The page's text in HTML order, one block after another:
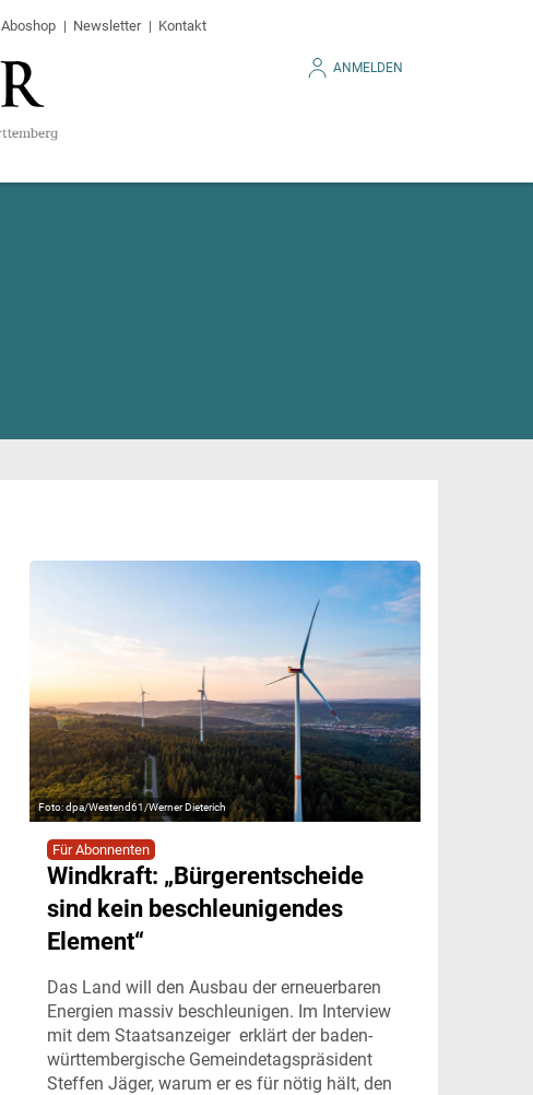
Aboshop Newsletter Kontakt
ANMELDEN
dpa/Westend61/Werner Dieterich
Für Abonnenten
Windkraft: „Bürgerentscheide
sind kein beschleunigendes
Element“
Das Land will den Ausbau der erneuerbaren
Energien massiv beschleunigen. Im Interview
mit dem Staatsanzeiger erklärt der baden-
württembergische Gemeindetagspräsident
Steffen Jäger, warum er es für nötig hält, den